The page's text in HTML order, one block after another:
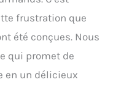
frustration que
été conçues. Nous
qui promet de
en un délicieux